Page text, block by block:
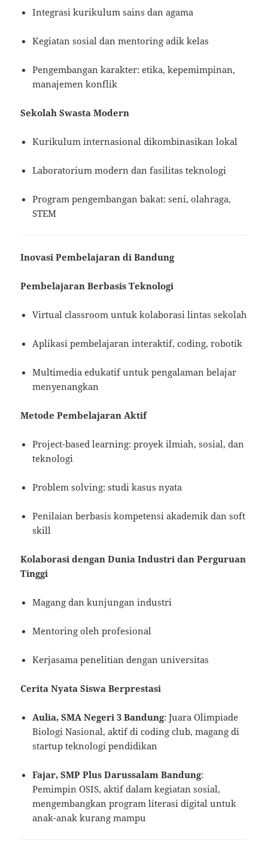
Integrasi kurikulum sains dan agama
Kegiatan sosial dan mentoring adik kelas
Pengembangan karakter: etika, kepemimpinan,
manajemen konflik
Sekolah Swasta Modern
Kurikulum internasional dikombinasikan lokal
Laboratorium modern dan fasilitas teknologi
Program pengembangan bakat: seni, olahraga,
STEM
Inovasi Pembelajaran di Bandung
Pembelajaran Berbasis Teknologi
Virtual classroom untuk kolaborasi lintas sekolah
Aplikasi pembelajaran interaktif, coding, robotik
Multimedia edukatif untuk pengalaman belajar
menyenangkan
Metode Pembelajaran Aktif
Project-based learning: proyek ilmiah, sosial, dan
teknologi
Problem solving: studi kasus nyata
Penilaian berbasis kompetensi akademik dan soft
skill
Kolaborasi dengan Dunia Industri dan Perguruan
Tinggi
Magang dan kunjungan industri
Mentoring oleh profesional
Kerjasama penelitian dengan universitas
Cerita Nyata Siswa Berprestasi
Aulia, SMA Negeri 3 Bandung: Juara Olimpiade
Biologi Nasional, aktif di coding club, magang di
startup teknologi pendidikan
Fajar, SMP Plus Darussalam Bandung:
Pemimpin OSIS, aktif dalam kegiatan sosial,
mengembangkan program literasi digital untuk
anak-anak kurang mampu